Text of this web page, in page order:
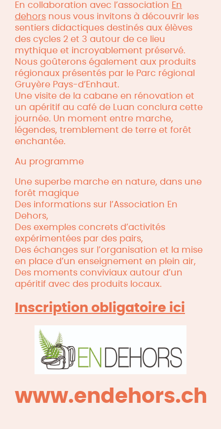
En collaboration avec l’association En
dehors nous vous invitons à découvrir les
sentiers didactiques destinés aux élèves
des cycles 2 et 3 autour de ce lieu
mythique et incroyablement préservé.
Nous goûterons également aux produits
régionaux présentés par le Parc régional
Gruyère Pays-d’Enhaut.
Une visite de la cabane en rénovation et
un apéritif au café de Luan conclura cette
journée. Un moment entre marche,
légendes, tremblement de terre et forêt
enchantée.
Au programme
Une superbe marche en nature, dans une
forêt magique
Des informations sur l’Association En
Dehors,
Des exemples concrets d’activités
expérimentées par des pairs,
Des échanges sur l’organisation et la mise
en place d’un enseignement en plein air,
Des moments conviviaux autour d’un
apéritif avec des produits locaux.
Inscription obligatoire ici
www.endehors.ch